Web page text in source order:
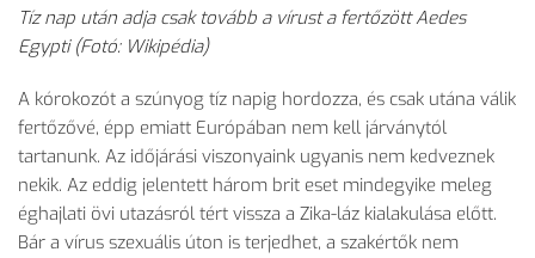
Tíz nap után adja csak tovább a vírust a fertőzött Aedes
Egypti (Fotó: Wikipédia)
A kórokozót a szúnyog tíz napig hordozza, és csak utána válik
fertőzővé, épp emiatt Európában nem kell járványtól
tartanunk. Az időjárási viszonyaink ugyanis nem kedveznek
nekik. Az eddig jelentett három brit eset mindegyike meleg
éghajlati övi utazásról tért vissza a Zika-láz kialakulása előtt.
Bár a vírus szexuális úton is terjedhet, a szakértők nem